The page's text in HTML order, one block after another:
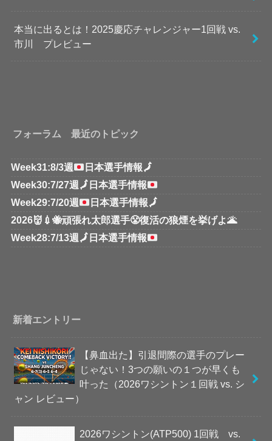
本当に出るとは！2025慶応チャレンジャー1回戦 vs.
市川 プレビュー
フォーラム 最近のトピック
Week31:8/3週 日本選手情報🗾
Week30:7/27週 🗾 日本選手情報
Week29:7/20週
日本選手情報🗾
2026👹💉🐝頑張れ太郎選手😤復活の狼煙を挙げよ🌋
Week28:7/13週 🗾 日本選手情報
新着エントリー
【鼻血出た】引退間際の選手のプレー
じゃない！3つの願いの１つが早くも
叶った（2026ワシントン１回戦 vs. シ
ャン レビュー）
2026ワシントン(ATP500) 1回戦 vs.